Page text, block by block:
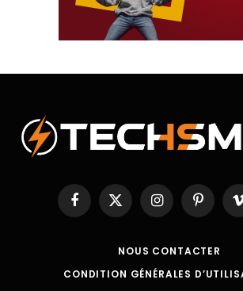
Facebook
X
(Twitter)
InstagramPinterest
NOUS CONTACTER
CONDITION GÉNÉRALES